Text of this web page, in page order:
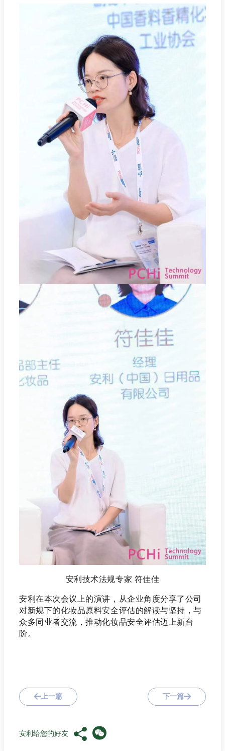
安利技术法规专家 符佳佳
安利在本次会议上的演讲，从企业角度分享了公司
对新规下的化妆品原料安全评估的解读与坚持，与
众多同业者交流，推动化妆品安全评估迈上新台
阶。
上一篇 下一篇
安利给您的好友